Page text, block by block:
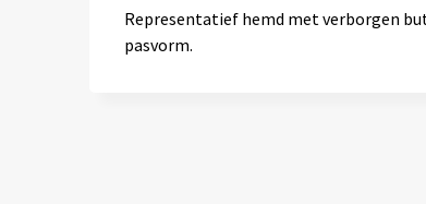
Representatief hemd met verborgen
pasvorm.